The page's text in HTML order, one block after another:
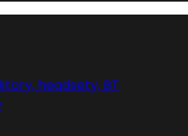
headsety, BT